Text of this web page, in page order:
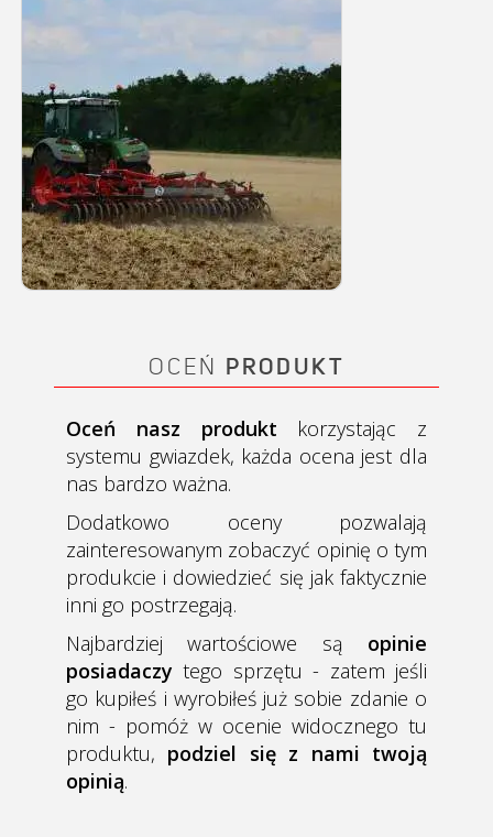
OCEŃ PRODUKT
Oceń nasz produkt korzystając z
systemu gwiazdek, każda ocena jest dla
nas bardzo ważna.
Dodatkowo oceny pozwalają
zainteresowanym zobaczyć opinię o tym
produkcie i dowiedzieć się jak faktycznie
inni go postrzegają.
Najbardziej wartościowe są opinie
posiadaczytego sprzętu - zatem jeśli
go kupiłeś i wyrobiłeś już sobie zdanie o
nim - pomóż w ocenie widocznego tu
produktu, podziel się z nami twoją
opinią.